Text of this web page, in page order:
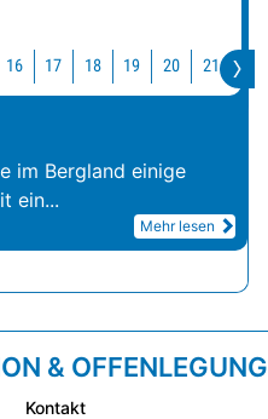
16 17 18 19 20 21
im Bergland einige
ein...
Mehr lesen
& OFFENLEGUNG
Kontakt